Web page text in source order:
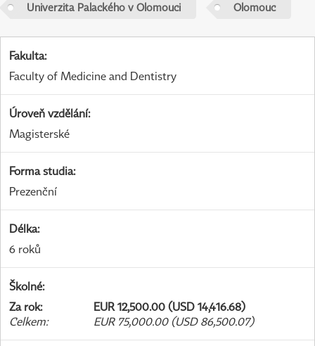
Univerzita Palackého v Olomouci Olomouc
Fakulta:
Faculty of Medicine and Dentistry
Úroveň vzdělání:
Magisterské
Forma studia:
Prezenční
Délka:
6 roků
Školné:
Za rok:
EUR 12,500.00 (USD 14,416.68)
Celkem: EUR 75,000.00 (USD 86,500.07)